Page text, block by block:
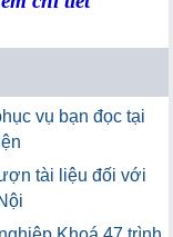
vụ bạn đọc tại
tài liệu đối với